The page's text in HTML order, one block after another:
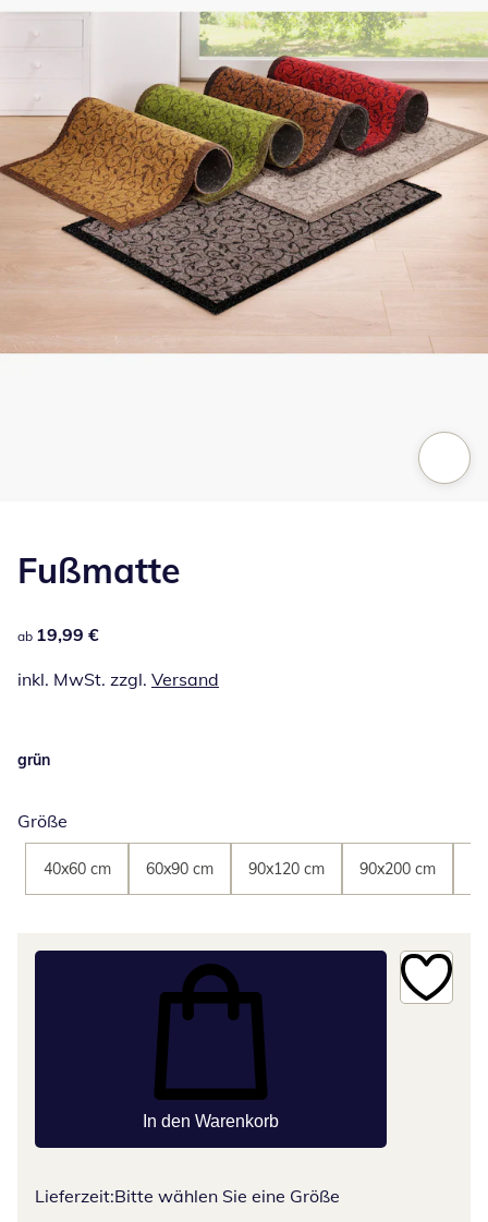
Fußmatte
19,99 €
ab 19,99 €
inkl. MwSt. zzgl. Versand
grün
Größe
40x60 cm 60x90 cm 90x120 cm 90x200 cm
In den Warenkorb
Lieferzeit:Bitte wählen Sie eine Größe